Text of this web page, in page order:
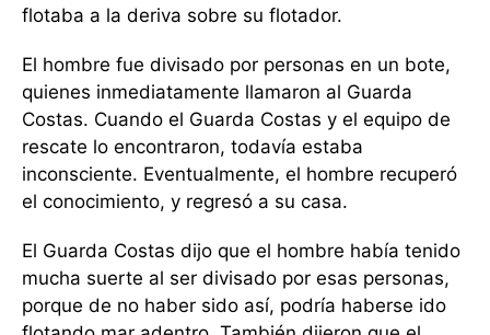
flotaba a la deriva sobre su flotador.
El hombre fue divisado por personas en un bote,
quienes inmediatamente llamaron al Guarda
Costas. Cuando el Guarda Costas y el equipo de
rescate lo encontraron, todavía estaba
inconsciente. Eventualmente, el hombre recuperó
el conocimiento, y regresó a su casa.
El Guarda Costas dijo que el hombre había tenido
mucha suerte al ser divisado por esas personas,
porque de no haber sido así, podría haberse ido